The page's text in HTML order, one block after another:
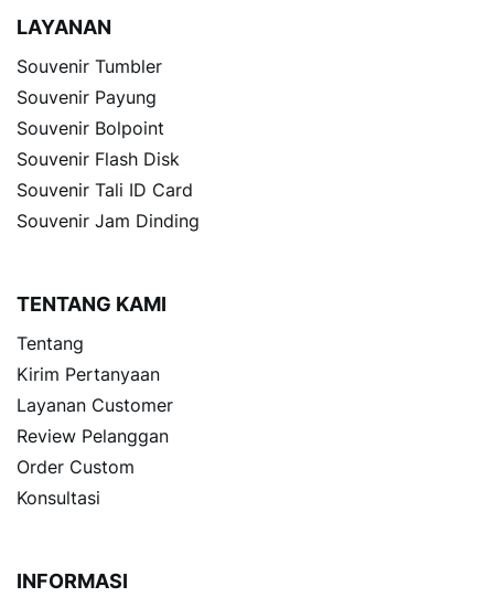
LAYANAN
Souvenir Tumbler
Souvenir Payung
Souvenir Bolpoint
Souvenir Flash Disk
Souvenir Tali ID Card
Souvenir Jam Dinding
TENTANG KAMI
Tentang
Kirim Pertanyaan
Layanan Customer
Review Pelanggan
Order Custom
Konsultasi
INFORMASI